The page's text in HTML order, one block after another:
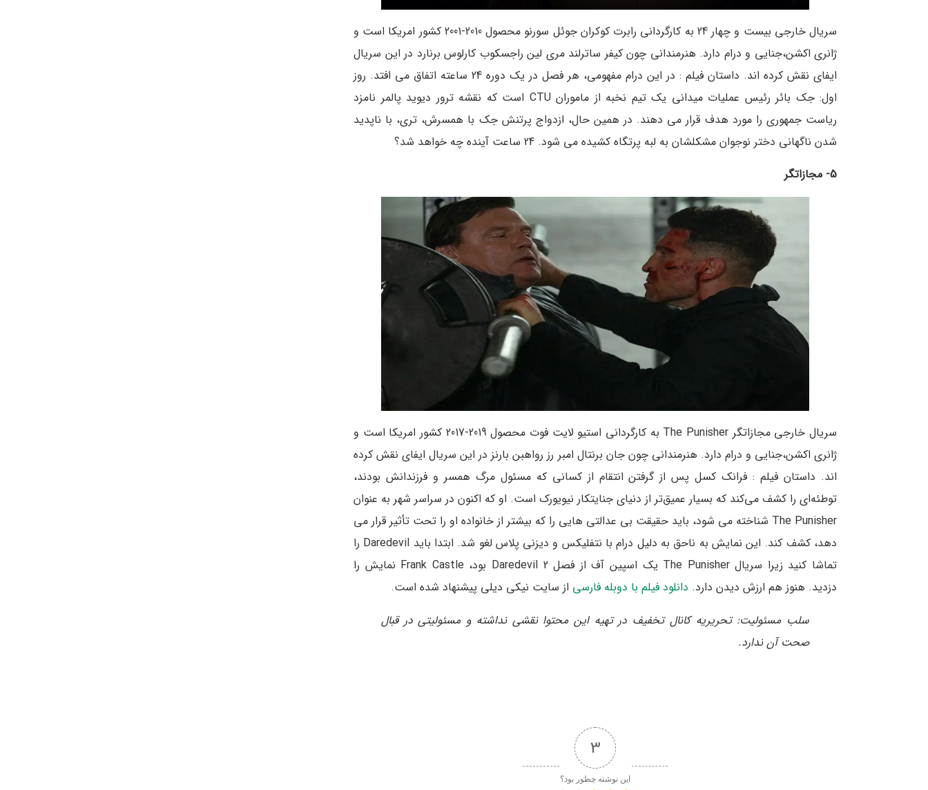
سریال خارجی بیست و چهار 24 به کارگردانی رابرت کوکران جوئل سورنو محصول 2010-2001 کشور امریکا است و
ژانری اکشن،جنایی و درام دارد. هنرمندانی چون کیفر ساترلند مری لین راجسکوب کارلوس برنارد در این سریال
ایفای نقش کرده اند. داستان فیلم : در این درام مفهومی، هر فصل در یک دوره 24 ساعته اتفاق می افتد. روز
اول: جک بائر رئیس عملیات میدانی یک تیم نخبه از ماموران CTU است که نقشه ترور دیوید پالمر نامزد
ریاست جمهوری را مورد هدف قرار می دهند. در همین حال، ازدواج پرتنش جک با همسرش، تری، با ناپدید
شدن ناگهانی دختر نوجوان مشکلشان به لبه پرتگاه کشیده می شود. 24 ساعت آینده چه خواهد شد؟
5- مجازاتگر
سریال خارجی مجازاتگر The Punisher به کارگردانی استیو لایت فوت محصول 2019-2017 کشور امریکا است و
ژانری اکشن،جنایی و درام دارد. هنرمندانی چون جان برنتال امبر رز رواهبن بارنز در این سریال ایفای نقش کرده
اند. داستان فیلم : فرانک کسل پس از گرفتن انتقام از کسانی که مسئول مرگ همسر و فرزندانش بودند،
توطئه‌ای را کشف می‌کند که بسیار عمیق‌تر از دنیای جنایتکار نیویورک است. او که اکنون در سراسر شهر به عنوان
The Punisher شناخته می شود، باید حقیقت بی عدالتی هایی را که بیشتر از خانواده او را تحت تأثیر قرار می
دهد، کشف کند. این نمایش به ناحق به دلیل درام با نتفلیکس و دیزنی پلاس لغو شد. ابتدا باید Daredevil را
تماشا کنید زیرا سریال The Punisher یک اسپین آف از فصل 2 Daredevil بود، Frank Castle نمایش را
دزدید. هنوز هم ارزش دیدن دارد. دانلود فیلم با دوبله فارسی از سایت نیکی دیلی پیشنهاد شده است.
سلب‌ مسئولیت: تحریریه کانال تخفیف در تهیه‌ این محتوا نقشی نداشته و مسئولیتی در قبال
صحت آن ندارد.
3
این نوشته چطور بود؟